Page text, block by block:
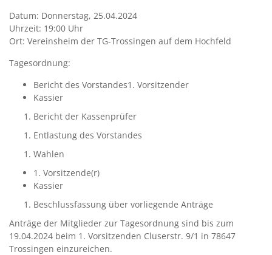
Datum: Donnerstag, 25.04.2024
Uhrzeit: 19:00 Uhr
Ort: Vereinsheim der TG-Trossingen auf dem Hochfeld
Tagesordnung:
Bericht des Vorstandes1. Vorsitzender
Kassier
Bericht der Kassenprüfer
Entlastung des Vorstandes
Wahlen
1. Vorsitzende(r)
Kassier
Beschlussfassung über vorliegende Anträge
Anträge der Mitglieder zur Tagesordnung sind bis zum
19.04.2024 beim 1. Vorsitzenden Cluserstr. 9/1 in 78647
Trossingen einzureichen.